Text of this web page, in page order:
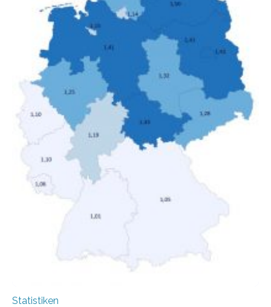
hohen Einkommen (oberstes Quintil der Verteilung der
Nettoäquivalenzeinkommen) nur einen moderaten
Anstieg des Mietanteils am Gesamteinkommen
hinnehmen mussten, nahm die Belastung bei
Menschen mit…
Statistiken